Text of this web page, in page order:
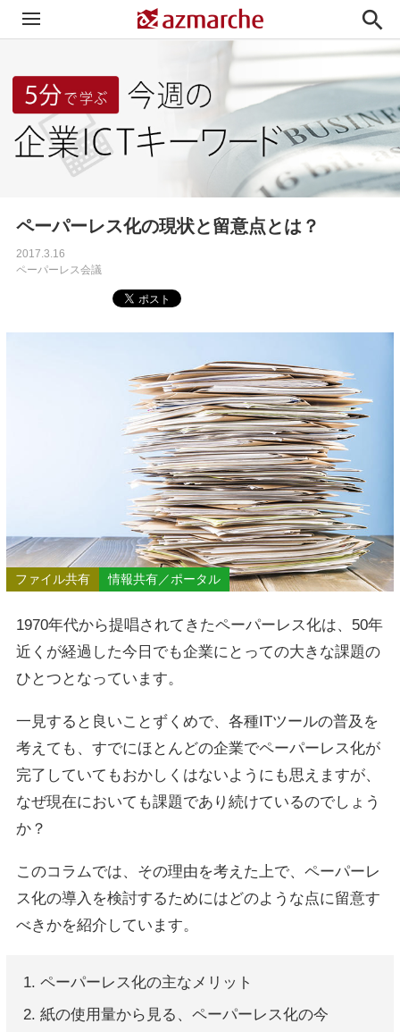

ペーパーレス化の現状と留意点とは？
2017.3.16
ペーパーレス会議
ファイル共有 情報共有／ポータル
1970年代から提唱されてきたペーパーレス化は、50年
近くが経過した今日でも企業にとっての大きな課題の
ひとつとなっています。
一見すると良いことずくめで、各種ITツールの普及を
考えても、すでにほとんどの企業でペーパーレス化が
完了していてもおかしくはないようにも思えますが、
なぜ現在においても課題であり続けているのでしょう
か？
このコラムでは、その理由を考えた上で、ペーパーレ
ス化の導入を検討するためにはどのような点に留意す
べきかを紹介しています。
ペーパーレス化の主なメリット
紙の使用量から見る、ペーパーレス化の今